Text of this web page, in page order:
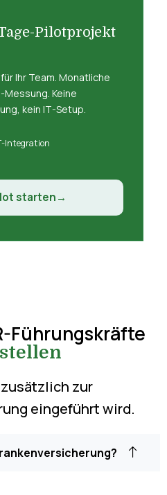
Pilotprojekt
Ihr Team. Monatliche
Messung. Keine
kein IT-Setup.
Integration
starten
Führungskräfte
zur
eingeführt wird.